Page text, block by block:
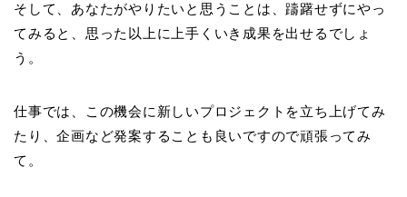
そして、あなたがやりたいと思うことは、躊躇せずにやっ
てみると、思った以上に上手くいき成果を出せるでしょ
う。
仕事では、この機会に新しいプロジェクトを立ち上げてみ
たり、企画など発案することも良いですので頑張ってみ
て。